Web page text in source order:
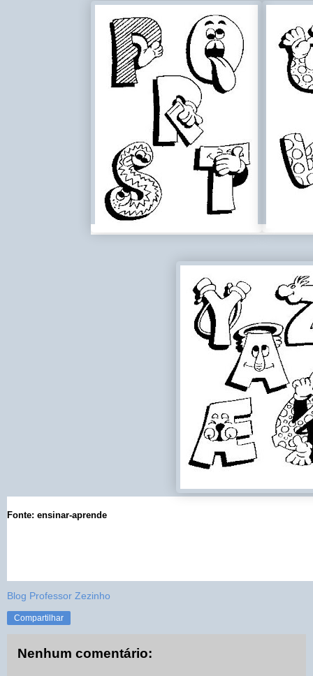
Fonte: ensinar-aprende
Blog Professor Zezinho
Compartilhar
Nenhum comentário: